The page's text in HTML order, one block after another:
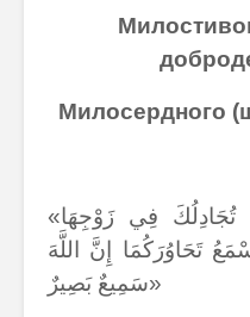
Милосердного
«قَدْ سَمِعَ اللَّهُ قَوْلَ الَّتِي تُجَادِلُكَ فِي زَوْجِهَا
تَحَاوُرَكُمَا إِنَّ اللَّهَ
سَمِيعٌ بَصِيرٌ»